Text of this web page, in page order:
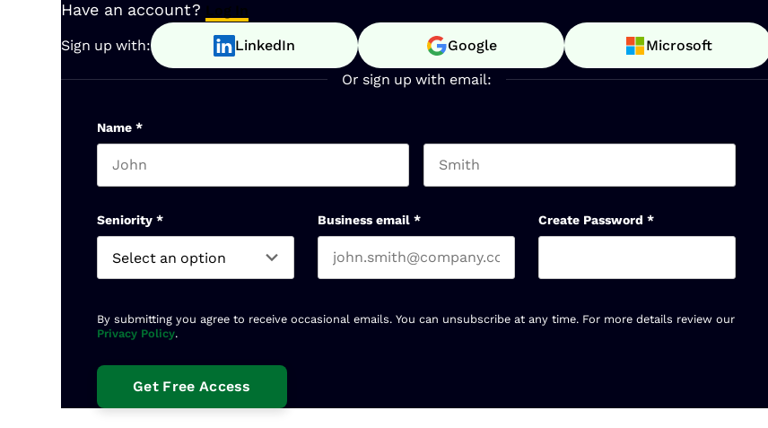
Have an account? Log In
Sign up with: LinkedIn Google Microsoft
Or sign up with email:
Name *
Seniority * Business email * Create Password *
By submitting you agree to receive occasional emails. You can unsubscribe at any time. For more details review our
Privacy Policy.